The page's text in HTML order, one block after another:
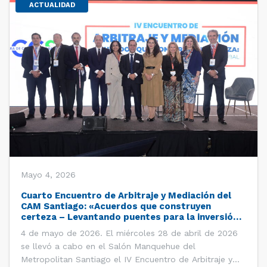
ACTUALIDAD
Mayo 4, 2026
Cuarto Encuentro de Arbitraje y Mediación del
CAM Santiago: «Acuerdos que construyen
certeza – Levantando puentes para la inversión
4 de mayo de 2026. El miércoles 28 de abril de 2026
se llevó a cabo en el Salón Manquehue del
Metropolitan Santiago el IV Encuentro de Arbitraje y